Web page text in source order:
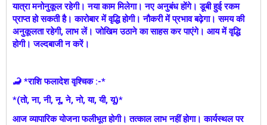
यात्रा मनोनुकूल रहेगी। नया काम मिलेगा। नए अनुबंध होंगे। डूबी हुई रकम
प्राप्त हो सकती है। कारोबार में वृद्धि होगी। नौकरी में प्रभाव बढ़ेगा। समय की
अनुकूलता रहेगी, लाभ लें। जोखिम उठाने का साहस कर पाएंगे। आय में वृद्धि
होगी। जल्दबाजी न करें।
🦂 *राशि फलादेश वृश्चिक :-*
*(तो, ना, नी, नू, ने, नो, या, यी, यू)*
आज व्यापारिक योजना फलीभूत होगी। तत्काल लाभ नहीं होगा। कार्यस्थल पर